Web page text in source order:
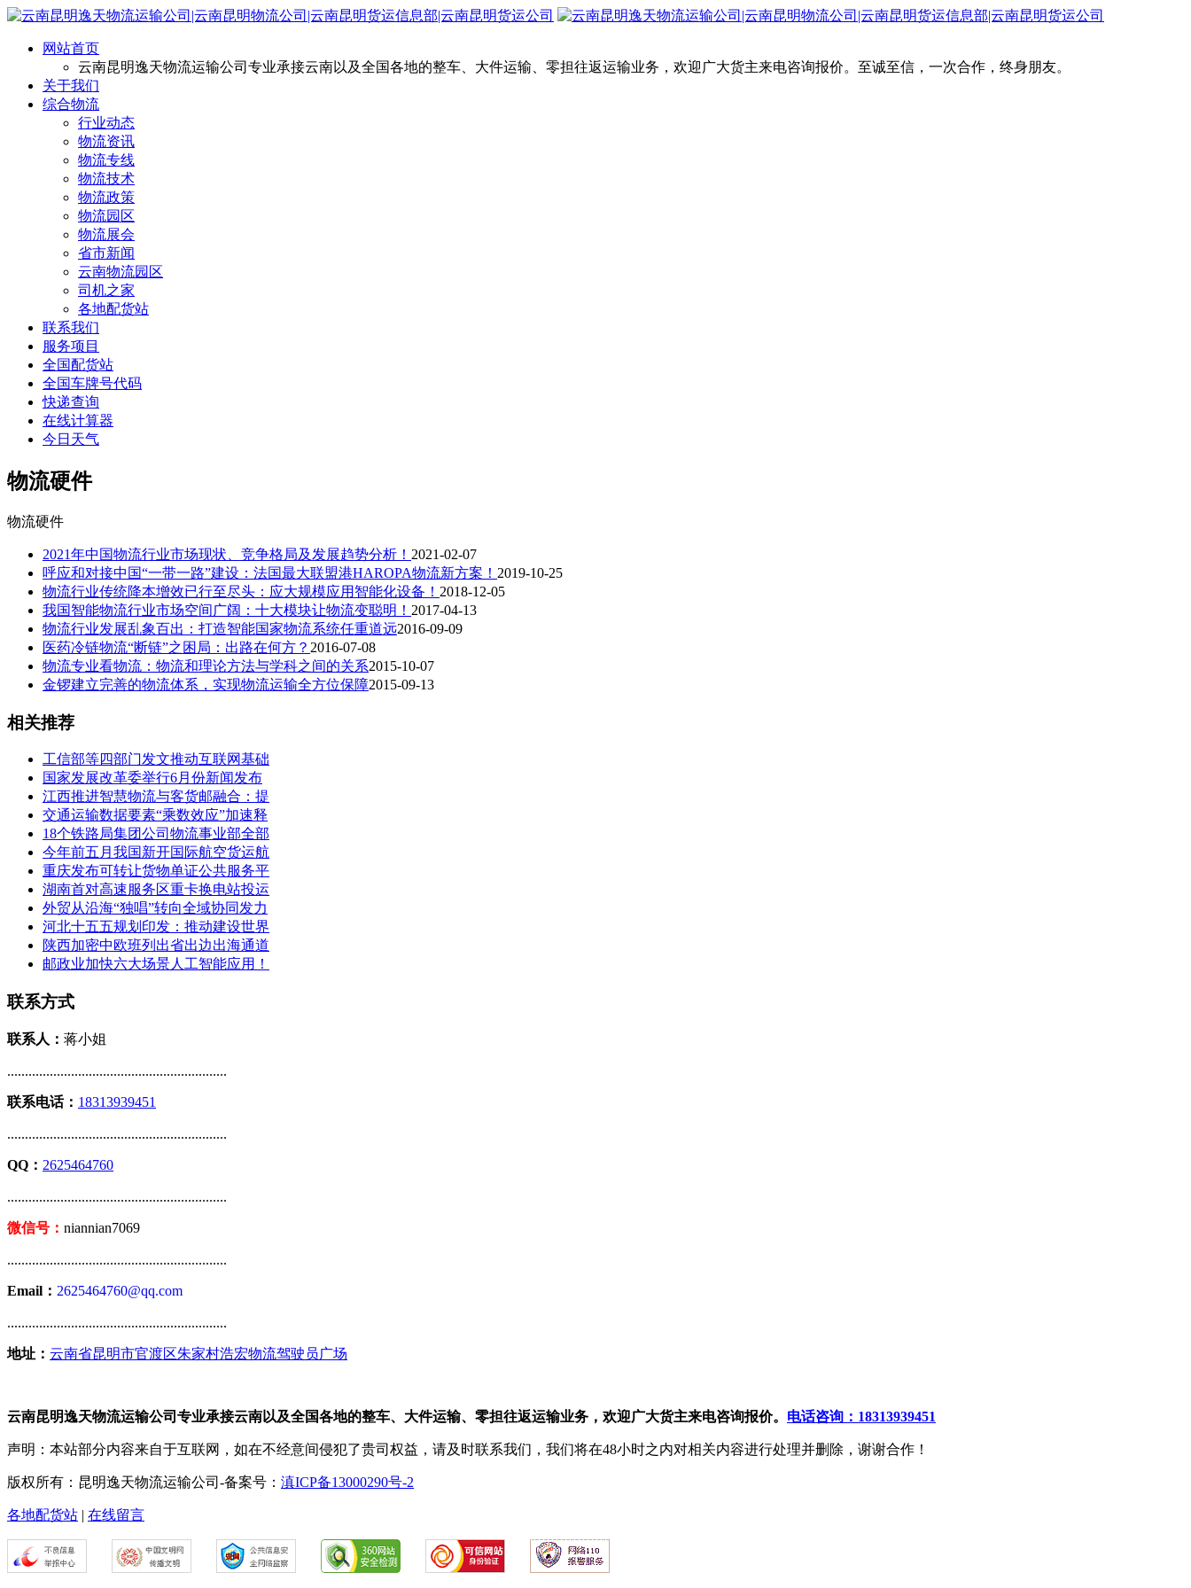
网站首页
云南昆明逸天物流运输公司专业承接云南以及全国各地的整车、大件运输、零担往返运输业务，欢迎广大货主来电咨询报价。至诚至信，一次合作，终身朋友。
关于我们
综合物流
行业动态
物流资讯
物流专线
物流技术
物流政策
物流园区
物流展会
省市新闻
云南物流园区
司机之家
各地配货站
联系我们
服务项目
全国配货站
全国车牌号代码
快递查询
在线计算器
今日天气
物流硬件
物流硬件
2021年中国物流行业市场现状、竞争格局及发展趋势分析！ 2021-02-07
呼应和对接中国“一带一路”建设：法国最大联盟港HAROPA物流新方案！ 2019-10-25
物流行业传统降本增效已行至尽头：应大规模应用智能化设备！ 2018-12-05
我国智能物流行业市场空间广阔：十大模块让物流变聪明！ 2017-04-13
物流行业发展乱象百出：打造智能国家物流系统任重道远2016-09-09
医药冷链物流“断链”之困局：出路在何方？ 2016-07-08
物流专业看物流：物流和理论方法与学科之间的关系2015-10-07
金锣建立完善的物流体系，实现物流运输全方位保障2015-09-13
相关推荐
工信部等四部门发文推动互联网基础
国家发展改革委举行6月份新闻发布
江西推进智慧物流与客货邮融合：提
交通运输数据要素“乘数效应”加速释
18个铁路局集团公司物流事业部全部
今年前五月我国新开国际航空货运航
重庆发布可转让货物单证公共服务平
湖南首对高速服务区重卡换电站投运
外贸从沿海“独唱”转向全域协同发力
河北十五五规划印发：推动建设世界
陕西加密中欧班列出省出边出海通道
邮政业加快六大场景人工智能应用！
联系方式
联系人： 蒋小姐
..............................................................
联系电话： 18313939451
..............................................................
QQ： 2625464760
..............................................................
微信号： niannian7069
..............................................................
Email： 2625464760@qq.com
..............................................................
地址： 云南省昆明市官渡区朱家村浩宏物流驾驶员广场
云南昆明逸天物流运输公司专业承接云南以及全国各地的整车、大件运输、零担往返运输业务，欢迎广大货主来电咨询报价。 电话咨询：18313939451
声明：本站部分内容来自于互联网，如在不经意间侵犯了贵司权益，请及时联系我们，我们将在48小时之内对相关内容进行处理并删除，谢谢合作！
版权所有：昆明逸天物流运输公司-备案号： 滇ICP备13000290号-2
各地配货站 | 在线留言